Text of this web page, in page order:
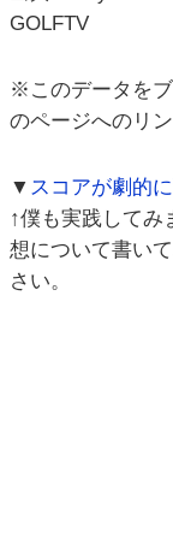
GOLFTV
※このデータを
のページへのリ
▼ スコアが劇的
↑僕も実践してみ
想について書い
さい。